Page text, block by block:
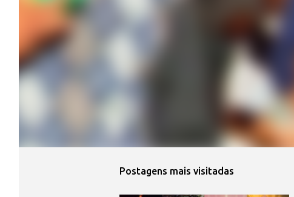
Postagens mais visitadas